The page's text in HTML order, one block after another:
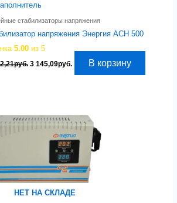
стабилизаторы напряжения
напряжения Энергия АСН 500
5.00 из 5
руб. Первоначальная
3 145,09руб.
ТекущаяВ корзину
НЕТ НА СКЛАДЕ